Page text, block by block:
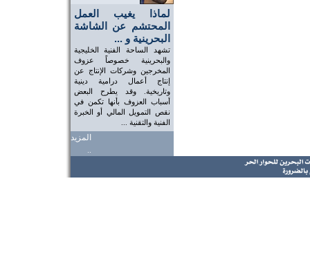
لماذا يغيب العمل
المحتشم عن الشاشة
البحرينية و ...
تشهد الساحة الفنية الخليجية
والبحرينية خصوصاً عزوف
المخرجين وشركات الإنتاج عن
إنتاج أعمال درامية دينية
وتاريخية. وقد يطرح البعض
أسباب العزوف بأنها تكمن في
نقص التمويل المالي أو الخبرة
الفنية والتقنية ...
المزيد
..